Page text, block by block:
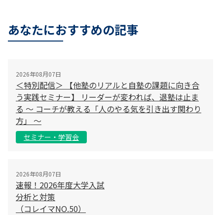
あなたにおすすめの記事
2026年08月07日
＜特別配信＞ 【他塾のリアルと自塾の課題に向き合
う実践セミナー】 リーダーが変われば、退塾は止ま
る 〜 コーチが教える「人のやる気を引き出す関わり
方」 〜
セミナー・学習会
2026年08月07日
速報！2026年度大学入試
分析と対策
（コレイマNO.50）